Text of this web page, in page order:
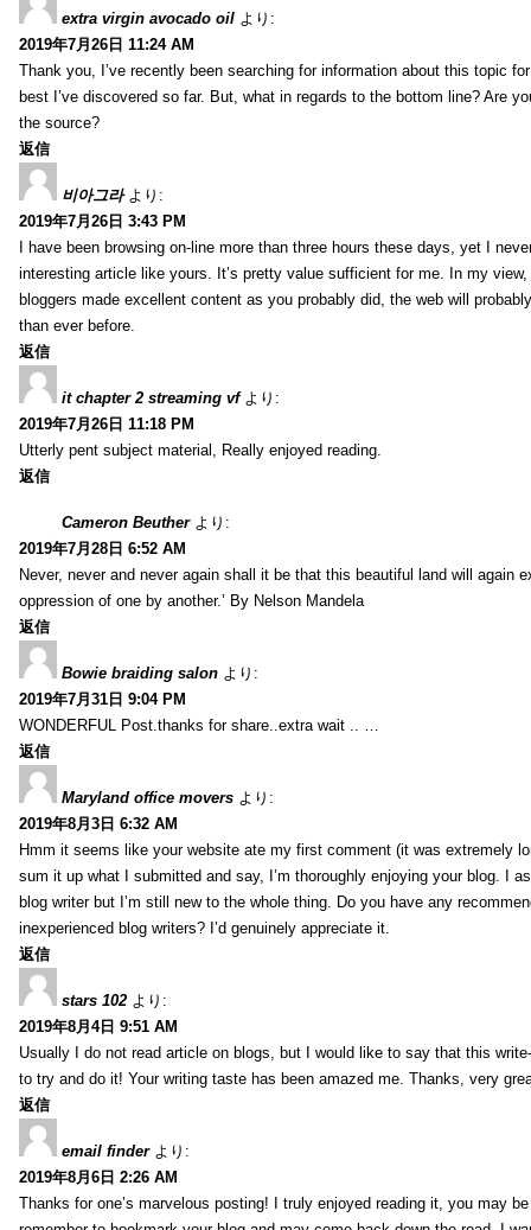
extra virgin avocado oil より:
2019年7月26日 11:24 AM
Thank you, I’ve recently been searching for information about this topic
best I’ve discovered so far. But, what in regards to the bottom line? Are
the source?
返信
비아그라 より:
2019年7月26日 3:43 PM
I have been browsing on-line more than three hours these days, yet I
interesting article like yours. It’s pretty value sufficient for me. In my
bloggers made excellent content as you probably did, the web will
than ever before.
返信
it chapter 2 streaming vf より:
2019年7月26日 11:18 PM
Utterly pent subject material, Really enjoyed reading.
返信
Cameron Beuther より:
2019年7月28日 6:52 AM
Never, never and never again shall it be that this beautiful land will again
oppression of one by another.’ By Nelson Mandela
返信
Bowie braiding salon より:
2019年7月31日 9:04 PM
WONDERFUL Post.thanks for share..extra wait .. …
返信
Maryland office movers より:
2019年8月3日 6:32 AM
Hmm it seems like your website ate my first comment (it was extremely
sum it up what I submitted and say, I’m thoroughly enjoying your blog. I
blog writer but I’m still new to the whole thing. Do you have any
inexperienced blog writers? I’d genuinely appreciate it.
返信
stars 102 より:
2019年8月4日 9:51 AM
Usually I do not read article on blogs, but I would like to say that this
to try and do it! Your writing taste has been amazed me. Thanks, very
返信
email finder より:
2019年8月6日 2:26 AM
Thanks for one’s marvelous posting! I truly enjoyed reading it, you may